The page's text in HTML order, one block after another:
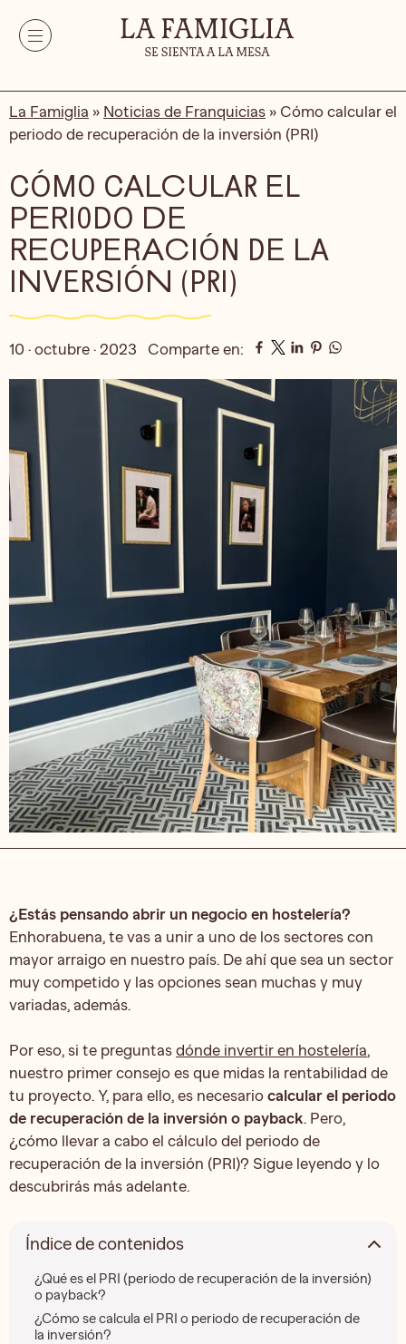
La Famiglia » Noticias de Franquicias » Cómo calcular el
periodo de recuperación de la inversión (PRI)
CÓMO CALCULAR EL
PERIODO DE
RECUPERACIÓN DE LA
INVERSIÓN (PRI)
10 · octubre · 2023 Comparte en:
¿Estás pensando abrir un negocio en hostelería?
Enhorabuena, te vas a unir a uno de los sectores con
mayor arraigo en nuestro país. De ahí que sea un sector
muy competido y las opciones sean muchas y muy
variadas, además.
Por eso, si te preguntas dónde invertir en hostelería,
nuestro primer consejo es que midas la rentabilidad de
tu proyecto. Y, para ello, es necesario calcular el periodo
de recuperación de la inversión o payback. Pero,
¿cómo llevar a cabo el cálculo del periodo de
recuperación de la inversión (PRI)? Sigue leyendo y lo
descubrirás más adelante.
Índice de contenidos
¿Qué es el PRI (periodo de recuperación de la inversión)
o payback?
¿Cómo se calcula el PRI o periodo de recuperación de
la inversión?